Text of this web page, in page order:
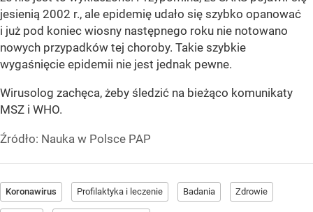
jesienią 2002 r., ale epidemię udało się szybko opanować
i już pod koniec wiosny następnego roku nie notowano
nowych przypadków tej choroby. Takie szybkie
wygaśnięcie epidemii nie jest jednak pewne.
Wirusolog zachęca, żeby śledzić na bieżąco komunikaty
MSZ i WHO.
Źródło: Nauka w Polsce PAP
Koronawirus Profilaktyka i leczenie Badania Zdrowie